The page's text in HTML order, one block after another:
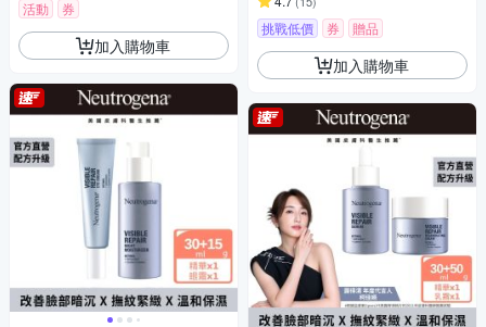
活動 券
加入購物車
挑戰低價 券 贈品
加入購物車